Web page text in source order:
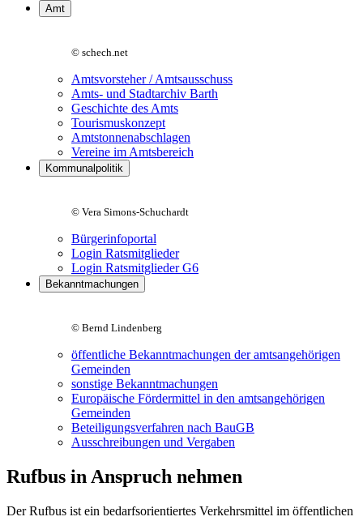
Amt
© schech.net
Amtsvorsteher / Amtsausschuss
Amts- und Stadtarchiv Barth
Geschichte des Amts
Tourismuskonzept
Amtstonnenabschlagen
Vereine im Amtsbereich
Kommunalpolitik
© Vera Simons-Schuchardt
Bürgerinfoportal
Login Ratsmitglieder
Login Ratsmitglieder G6
Bekanntmachungen
© Bernd Lindenberg
öffentliche Bekanntmachungen der amtsangehörigen
Gemeinden
sonstige Bekanntmachungen
Europäische Fördermittel in den amtsangehörigen
Gemeinden
Beteiligungsverfahren nach BauGB
Ausschreibungen und Vergaben
Rufbus in Anspruch nehmen
Der Rufbus ist ein bedarfsorientiertes Verkehrsmittel im öffentlichen